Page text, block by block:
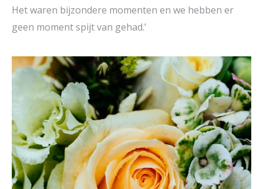
Het waren bijzondere momenten en we hebben er
geen moment spijt van gehad.’